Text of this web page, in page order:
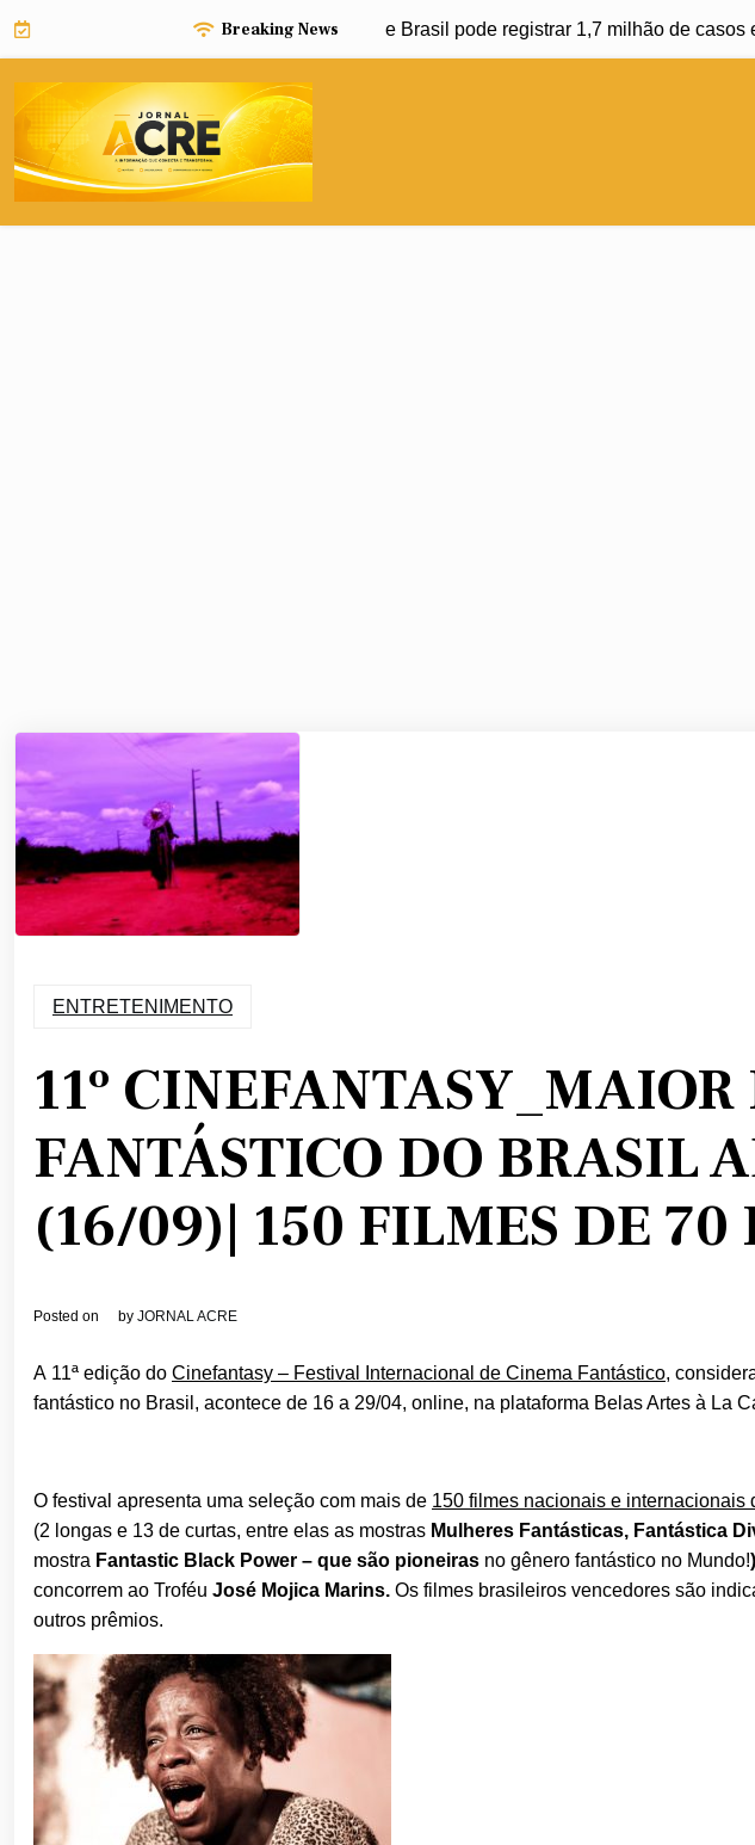
Breaking News
pode impulsionar avanço da dengue e Brasil pode registrar 1,7 milhão de casos em
ENTRETENIMENTO
11º
FANTÁSTICO DO BRASIL
(16/09)| 150 FILMES DE 70
Posted on by JORNAL ACRE
A 11ª edição do Cinefantasy – Festival Internacional de Cinema Fantástico,
fantástico no Brasil, acontece de 16 a 29/04, online, na plataforma Belas Artes à La
O festival apresenta uma seleção com mais de 150 filmes nacionais e internacionais
(2 longas e 13 de curtas, entre elas as mostras Mulheres Fantásticas, Fantástica
mostra Fantastic Black Power – que são pioneiras no gênero fantástico no Mundo!
concorrem ao Troféu José Mojica Marins. Os filmes brasileiros vencedores são
outros prêmios.